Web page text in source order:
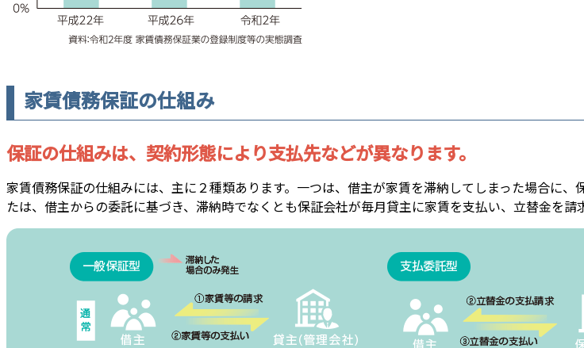
家賃債務保証の仕組み
保証の仕組みは、契約形態により支払先などが異なります。
家賃債務保証の仕組みには、主に２種類あります。一つは、借主が家賃を滞納してしまった場合に
たは、借主からの委託に基づき、滞納時でなくとも保証会社が毎月貸主に家賃を支払い、立替金を請